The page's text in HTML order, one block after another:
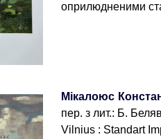
оприлюдненими
Мікалоюс
пер. з лит.: Б.
Vilnius : Standart